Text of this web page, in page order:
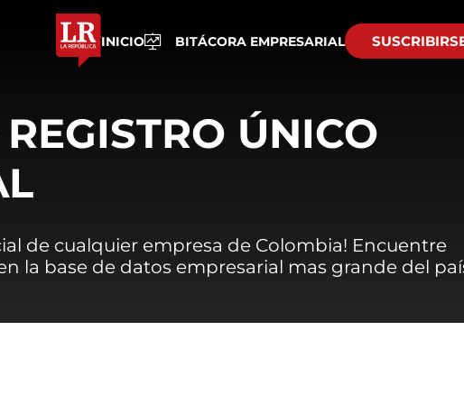
INICIO BITÁCORA EMPRESARIAL
ÚNICO
de cualquier empresa de Colombia! Encuentre
la base de datos empresarial mas grande del